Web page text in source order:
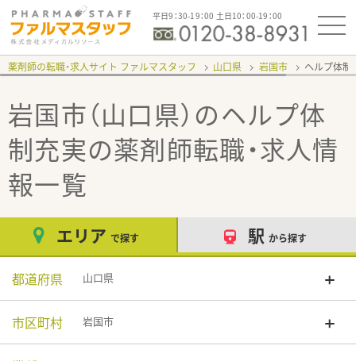
平日9：30-19：00 土日10：00-19：00
薬剤師の転職・求人サイト ファルマスタッフ 山口県 岩国市 ヘルプ体
岩国市（山口県）のヘルプ体
制充実の薬剤師転職・求人情
報一覧
エリア で探す 駅 から探す
都道府県 山口県
市区町村 岩国市